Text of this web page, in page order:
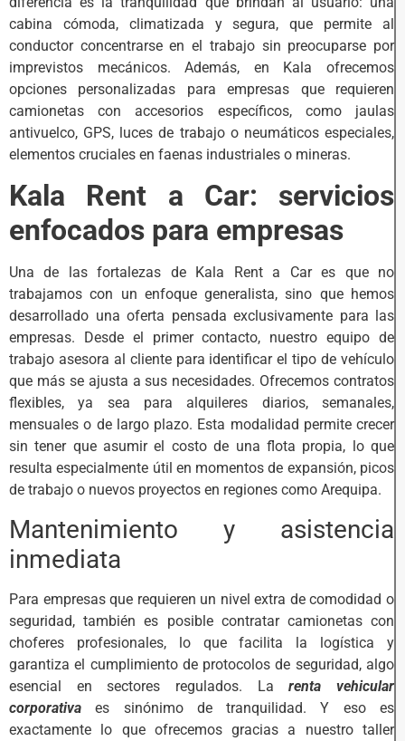
cabina cómoda, climatizada y segura, que permite al
conductor concentrarse en el trabajo sin preocuparse por
imprevistos mecánicos. Además, en Kala ofrecemos
opciones personalizadas para empresas que requieren
camionetas con accesorios específicos, como jaulas
antivuelco, GPS, luces de trabajo o neumáticos especiales,
elementos cruciales en faenas industriales o mineras.
Kala Rent a Car: servicios
enfocados para empresas
Una de las fortalezas de Kala Rent a Car es que no
trabajamos con un enfoque generalista, sino que hemos
desarrollado una oferta pensada exclusivamente para las
empresas. Desde el primer contacto, nuestro equipo de
trabajo asesora al cliente para identificar el tipo de vehículo
que más se ajusta a sus necesidades. Ofrecemos contratos
flexibles, ya sea para alquileres diarios, semanales,
mensuales o de largo plazo. Esta modalidad permite crecer
sin tener que asumir el costo de una flota propia, lo que
resulta especialmente útil en momentos de expansión, picos
de trabajo o nuevos proyectos en regiones como Arequipa.
Mantenimiento y asistencia
inmediata
Para empresas que requieren un nivel extra de comodidad o
seguridad, también es posible contratar camionetas con
choferes profesionales, lo que facilita la logística y
garantiza el cumplimiento de protocolos de seguridad, algo
esencial en sectores regulados. Larenta vehicular
corporativa es sinónimo de tranquilidad. Y eso es
exactamente lo que ofrecemos gracias a nuestro taller